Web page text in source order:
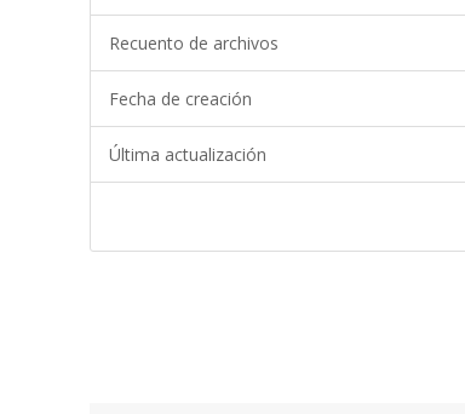
Recuento de archivos
Fecha de creación
Última actualización